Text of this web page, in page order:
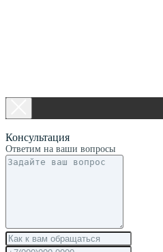
Консультация
Ответим на ваши вопросы